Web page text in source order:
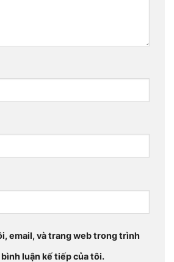
email, và trang web trong trình
luận kế tiếp của tôi.